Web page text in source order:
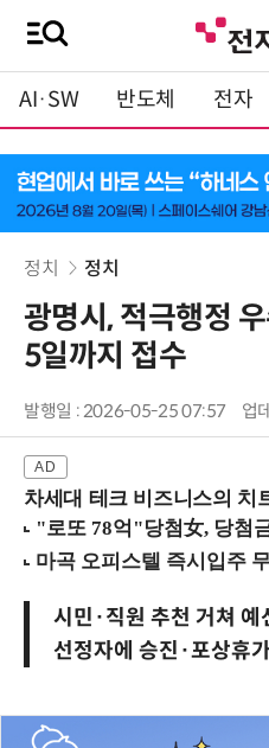
AI·SW 반도체 전자
정치 정치
광명시, 적극행정
5일까지 접수
발행일 : 2026-05-25 07:57 업
차세대 테크 비즈니스의 치트키, 양자컴퓨
시민·직원 추천 거쳐 예
선정자에 승진·포상휴